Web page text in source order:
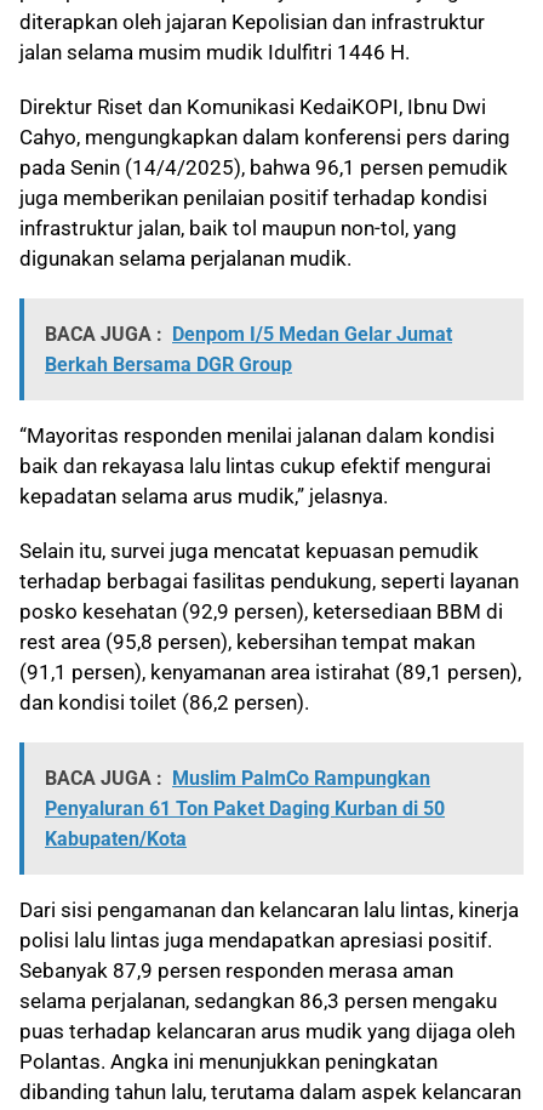
diterapkan oleh jajaran Kepolisian dan infrastruktur
jalan selama musim mudik Idulfitri 1446 H.
Direktur Riset dan Komunikasi KedaiKOPI, Ibnu Dwi
Cahyo, mengungkapkan dalam konferensi pers daring
pada Senin (14/4/2025), bahwa 96,1 persen pemudik
juga memberikan penilaian positif terhadap kondisi
infrastruktur jalan, baik tol maupun non-tol, yang
digunakan selama perjalanan mudik.
BACA JUGA :
Denpom I/5 Medan Gelar Jumat
Berkah Bersama DGR Group
“Mayoritas responden menilai jalanan dalam kondisi
baik dan rekayasa lalu lintas cukup efektif mengurai
kepadatan selama arus mudik,” jelasnya.
Selain itu, survei juga mencatat kepuasan pemudik
terhadap berbagai fasilitas pendukung, seperti layanan
posko kesehatan (92,9 persen), ketersediaan BBM di
rest area (95,8 persen), kebersihan tempat makan
(91,1 persen), kenyamanan area istirahat (89,1 persen),
dan kondisi toilet (86,2 persen).
BACA JUGA :
Muslim PalmCo Rampungkan
Penyaluran 61 Ton Paket Daging Kurban di 50
Kabupaten/Kota
Dari sisi pengamanan dan kelancaran lalu lintas, kinerja
polisi lalu lintas juga mendapatkan apresiasi positif.
Sebanyak 87,9 persen responden merasa aman
selama perjalanan, sedangkan 86,3 persen mengaku
puas terhadap kelancaran arus mudik yang dijaga oleh
Polantas. Angka ini menunjukkan peningkatan
dibanding tahun lalu, terutama dalam aspek kelancaran